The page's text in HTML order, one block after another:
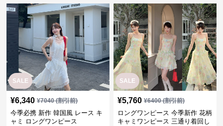
SALE
6,340 7040(割引前)
今季必携 新作 韓国風 レース キ
ャミ ロングワンピース
SALE
¥5,760 ¥6400 (割引前)
ロングワンピース 今季新作 花柄
キャミワンピース 三通り着回し
韓国風